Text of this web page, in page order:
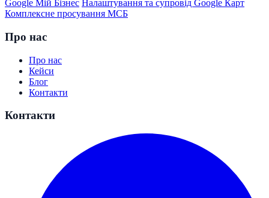
Google Мій Бізнес Налаштування та супровід Google Карт
Комплексне просування МСБ
Про нас
Про нас
Кейси
Блог
Контакти
Контакти